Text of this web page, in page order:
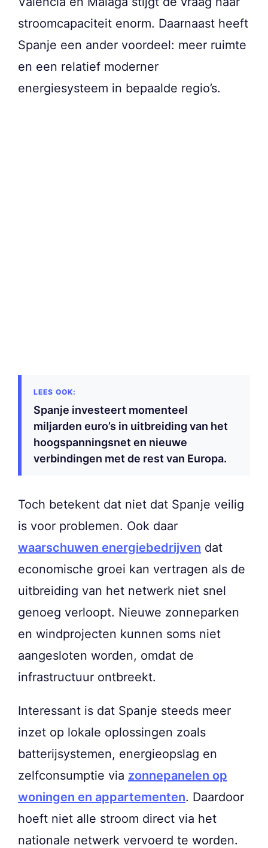
stroomcapaciteit enorm. Daarnaast heeft
Spanje een ander voordeel: meer ruimte
en een relatief moderner
energiesysteem in bepaalde regio’s.
Spanje investeert momenteel
miljarden euro’s in uitbreiding van het
hoogspanningsnet en nieuwe
verbindingen met de rest van Europa.
Toch betekent dat niet dat Spanje veilig
is voor problemen. Ook daar
waarschuwen energiebedrijven dat
economische groei kan vertragen als de
uitbreiding van het netwerk niet snel
genoeg verloopt. Nieuwe zonneparken
en windprojecten kunnen soms niet
aangesloten worden, omdat de
infrastructuur ontbreekt.
Interessant is dat Spanje steeds meer
inzet op lokale oplossingen zoals
batterijsystemen, energieopslag en
zelfconsumptie via zonnepanelen op
woningen en appartementen. Daardoor
hoeft niet alle stroom direct via het
nationale netwerk vervoerd te worden.